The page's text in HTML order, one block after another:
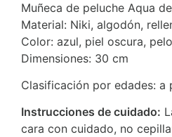
Muñeca de peluche Aqua
Material: Niki, algodón,
Color: azul, piel oscura,
Dimensiones: 30 cm
Clasificación por edades: a
Instrucciones de cuidado:
cara con cuidado, no